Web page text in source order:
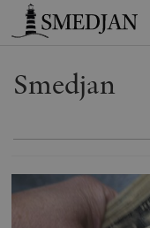
Timbro
Smedjan